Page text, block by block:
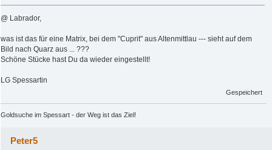
@ Labrador,
was ist das für eine Matrix, bei dem "Cuprit" aus Altenmittlau --- sieht auf dem
Bild nach Quarz aus ... ???
Schöne Stücke hast Du da wieder eingestellt!
LG Spessartin
Gespeichert
Goldsuche im Spessart - der Weg ist das Ziel!
Peter5